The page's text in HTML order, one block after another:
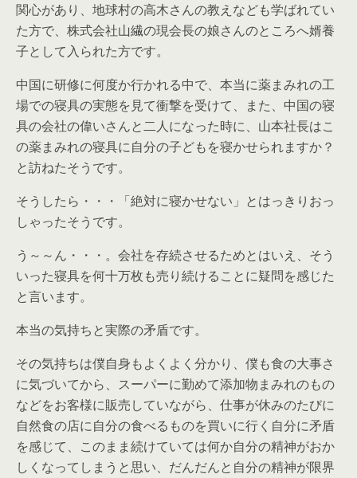
関心があり、地球村の高木さんの教えなども学ばれてい
た方で、株式会社山繊の現会長の娘さんのところへ婿養
子として入られた方です。
中国に研修に何度か行かれる中で、本当に薬まみれの工
場での寝具の実態を見て衝撃を受けて、また、中国の寝
具の会社の偉いさんと二人になった時に、山本社長はこ
の薬まみれの寝具に自分の子どもを寝かせられますか？
と訪ねたそうです。
そうしたら・・・「絶対に寝かせない」とはっきりおっ
しゃったそうです。
う～～ん・・・。会社を存続させるためとはいえ、そう
いった寝具を何十万枚も売り続けることに疑問を感じた
と言います。
本当の気持ちと実際の矛盾です。
その気持ちは僕自身もよくよく分かり、僕も食の大事さ
に気づいてから、スーパーに勤めて添加物まみれのもの
などをお客様に販売していながら、仕事が休みのたびに
自然食の店に自分の食べるものを買いに行く自分に矛盾
を感じて、このまま続けていては何か自分の精神がおか
しくなってしまうと思い、だんだんと自分の精神が限界